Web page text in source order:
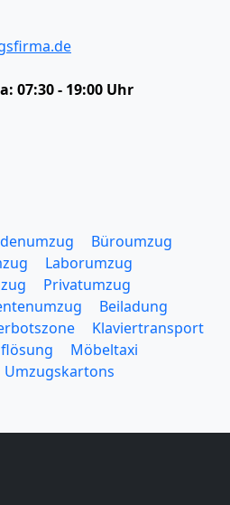
07:30 - 19:00 Uhr
Büroumzug
Laborumzug
Privatumzug
Beiladung
Klaviertransport
Möbeltaxi
Umzugskartons